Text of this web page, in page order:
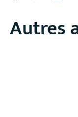
Autres